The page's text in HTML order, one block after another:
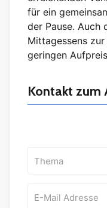
für ein
der Pause. Auch
Mittagessens
geringen
Kontakt zum